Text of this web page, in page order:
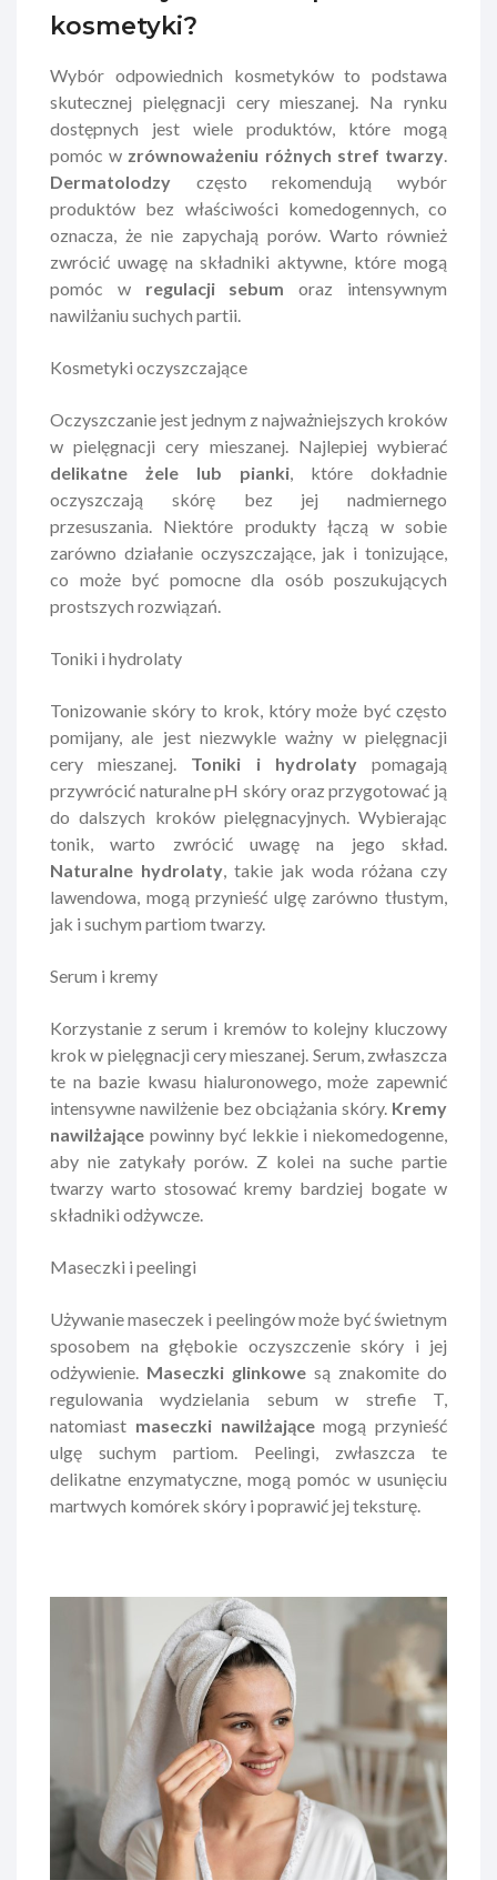
kosmetyki?
Wybór odpowiednich kosmetyków to podstawa
skutecznej pielęgnacji cery mieszanej. Na rynku
dostępnych jest wiele produktów, które mogą
pomóc w zrównoważeniu różnych stref twarzy
Dermatolodzy często rekomendują wybór
produktów bez właściwości komedogennych, co
oznacza, że nie zapychają porów. Warto również
zwrócić uwagę na składniki aktywne, które mogą
pomóc w regulacji sebum oraz intensywnym
nawilżaniu suchych partii.
Kosmetyki oczyszczające
Oczyszczanie jest jednym z najważniejszych kroków
w pielęgnacji cery mieszanej. Najlepiej wybierać
delikatne żele lub pianki , które dokładnie
oczyszczają skórę bez jej nadmiernego
przesuszania. Niektóre produkty łączą w sobie
zarówno działanie oczyszczające, jak i tonizujące,
co może być pomocne dla osób poszukujących
prostszych rozwiązań.
Toniki i hydrolaty
Tonizowanie skóry to krok, który może być często
pomijany, ale jest niezwykle ważny w pielęgnacji
cery mieszanej. Toniki i hydrolatypomagają
przywrócić naturalne pH skóry oraz przygotować ją
do dalszych kroków pielęgnacyjnych. Wybierając
tonik, warto zwrócić uwagę na jego skład.
Naturalne hydrolaty , takie jak woda różana czy
lawendowa, mogą przynieść ulgę zarówno tłustym,
jak i suchym partiom twarzy.
Serum i kremy
Korzystanie z serum i kremów to kolejny kluczowy
krok w pielęgnacji cery mieszanej. Serum, zwłaszcza
te na bazie kwasu hialuronowego, może zapewnić
intensywne nawilżenie bez obciążania skóry. Kremy
nawilżające powinny być lekkie i niekomedogenne,
aby nie zatykały porów. Z kolei na suche partie
twarzy warto stosować kremy bardziej bogate w
składniki odżywcze.
Maseczki i peelingi
Używanie maseczek i peelingów może być świetnym
sposobem na głębokie oczyszczenie skóry i jej
odżywienie. Maseczki glinkowe są znakomite do
regulowania wydzielania sebum w strefie T,
natomiast maseczki nawilżającemogą przynieść
ulgę suchym partiom. Peelingi, zwłaszcza te
delikatne enzymatyczne, mogą pomóc w usunięciu
martwych komórek skóry i poprawić jej teksturę.